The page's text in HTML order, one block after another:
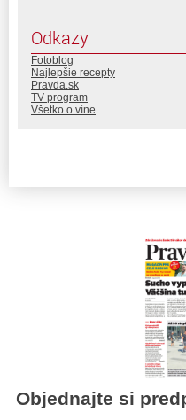
Odkazy
Fotoblog
Najlepšie recepty
Pravda.sk
TV program
Všetko o víne
Objednajte si